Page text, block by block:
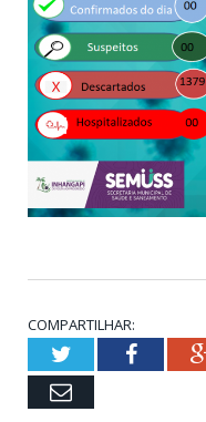
COMPARTILHAR:
Twitter
Email